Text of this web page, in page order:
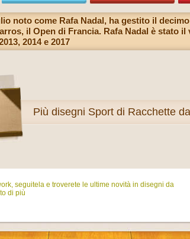
noto come Rafa Nadal, ha gestito il
il Open di Francia. Rafa Nadal è stato
2014 e 2017
Più disegni Sport di Racchette
seguitela e troverete le ultime novità in disegni da
di più